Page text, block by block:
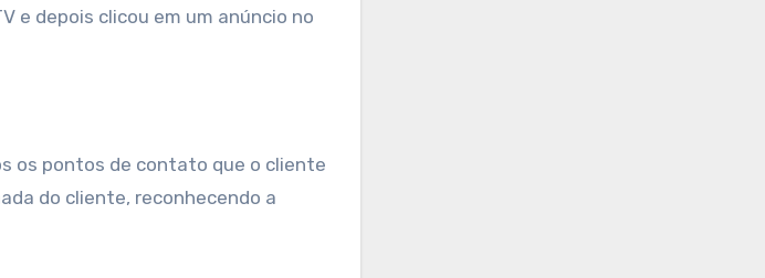
e depois clicou em um anúncio no
os pontos de contato que o cliente
do cliente, reconhecendo a